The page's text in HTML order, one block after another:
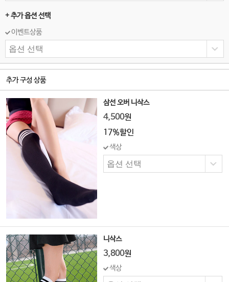
+ 추가 옵션 선택
이벤트상품
추가 구성 상품
삼선 오버 니삭스
4,500원
17%할인
색상
니삭스
3,800원
색상